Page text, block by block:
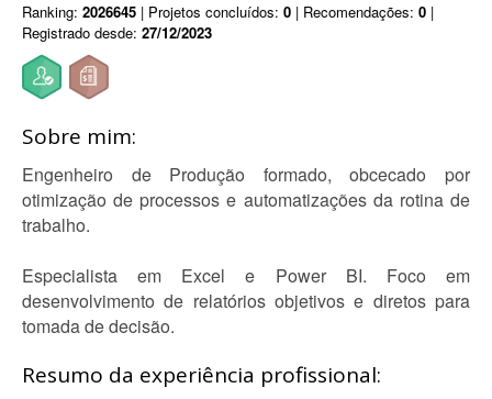
Ranking: 2026645 | Projetos concluídos: 0 | Recomendações: 0 |
Registrado desde: 27/12/2023
Sobre mim:
Engenheiro de Produção formado, obcecado por
otimização de processos e automatizações da rotina de
trabalho.
Especialista em Excel e Power BI. Foco em
desenvolvimento de relatórios objetivos e diretos para
tomada de decisão.
Resumo da experiência profissional: